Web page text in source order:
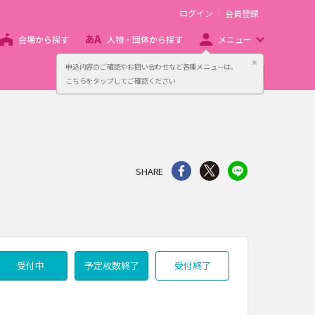
申込内容のご確認やお問い合わせなど各種メニューは、
こちらをタップしてご確認ください
閉じる
ログイン 会員登録
会場から探す 人物・団体から探す メニュー
主催者向け販売サービス
SHARE シェア Twitter
受付中 予定枚数終了 受付終了